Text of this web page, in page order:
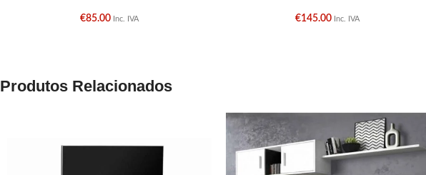
€85.00 Inc. IVA €145.00 Inc. IVA
Produtos Relacionados